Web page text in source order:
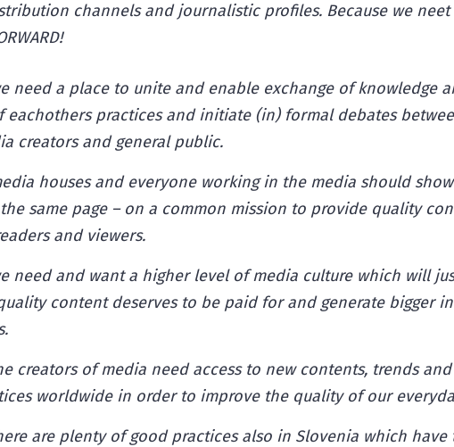
channels and journalistic profiles. Because we
need a place to unite and enable exchange of knowledge
eachothers practices and initiate (in) formal debates
creators and general public.
houses and everyone working in the media should
same page – on a common mission to provide quality
and viewers.
need and want a higher level of media culture which will
content deserves to be paid for and generate bigger
creators of media need access to new contents, trends
worldwide in order to improve the quality of our
are plenty of good practices also in Slovenia which have